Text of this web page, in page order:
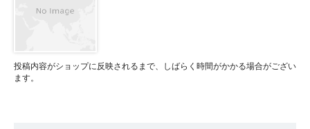
投稿内容がショップに反映されるまで、しばらく時間がかかる場合がござい
ます。